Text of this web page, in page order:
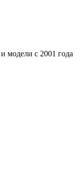
модели с 2001 года